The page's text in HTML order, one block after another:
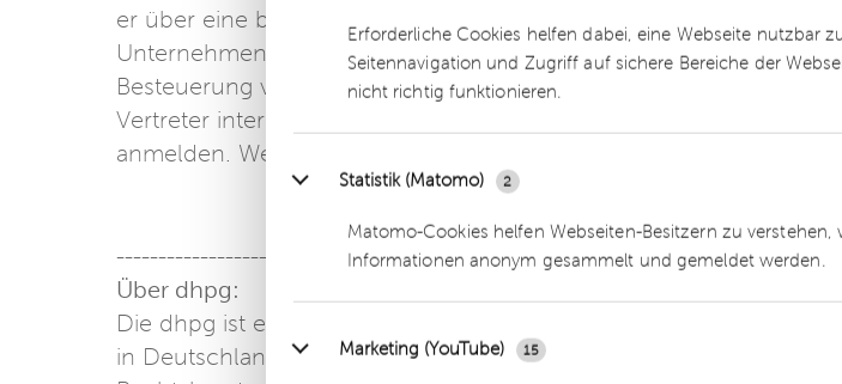
Erforderliche Cookies helfen dabei, eine Webseite nutzbar
Seitennavigation und Zugriff auf sichere Bereiche der
nicht richtig funktionieren.
Statistik (Matomo) 2
Matomo-Cookies helfen Webseiten-Besitzern zu
Informationen anonym gesammelt und gemeldet werden.
Marketing (YouTube) 15
er über eine besondere Expertise im nationalen und internationalen
Unternehmenssteuerrecht, der Besteuerung von
Besteuerung von Kryptowährungen.
Vertreter interessierter Unternehmen und Medien können sich für
anmelden. Weitere Informationen sowie die Möglichkeit zur
-------------------
Über dhpg:
Die dhpg ist eines der führenden, mittelständischen Prüfungs- und
in Deutschland, das sich auf die Kernbereiche Wirtschaftsprüfung,